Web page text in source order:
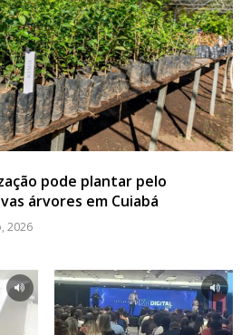
pode plantar pelo
árvores em Cuiabá
2026